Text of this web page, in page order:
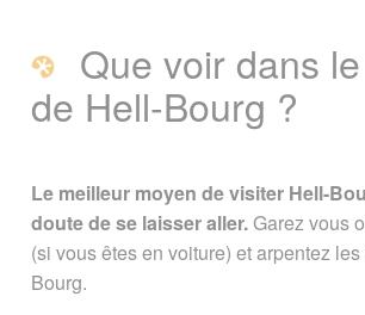
Que voir dans
de Hell-Bourg ?
Le meilleur moyen de visiter Hell-
doute de se laisser aller.Garez vous
(si vous êtes en voiture) et arpentez
Bourg.